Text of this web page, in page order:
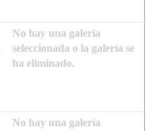
No hay una galería
seleccionada o la galería se
ha eliminado.
No hay una galería